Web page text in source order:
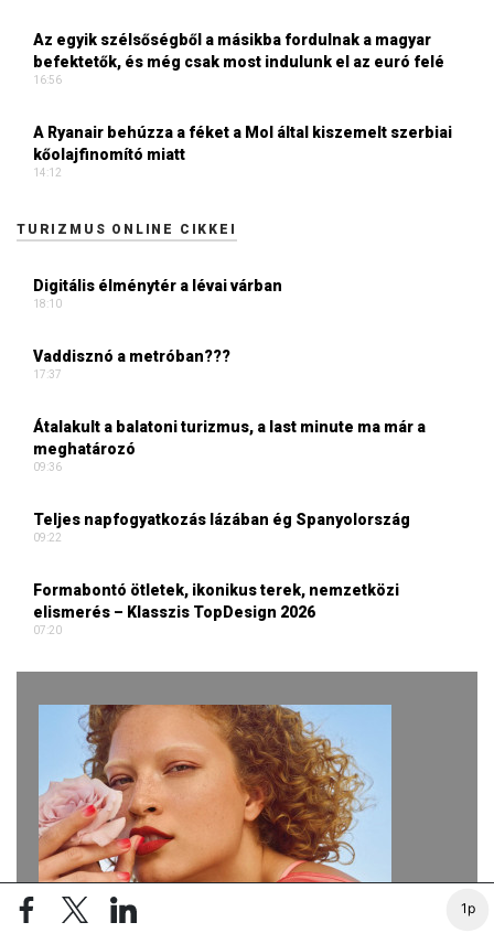
1p
Az egyik szélsőségből a másikba fordulnak a magyar
befektetők, és még csak most indulunk el az euró felé
16:56
A Ryanair behúzza a féket a Mol által kiszemelt szerbiai
kőolajfinomító miatt
14:12
TURIZMUS ONLINE CIKKEI
Digitális élménytér a lévai várban
18:10
Vaddisznó a metróban???
17:37
Átalakult a balatoni turizmus, a last minute ma már a
meghatározó
09:36
Teljes napfogyatkozás lázában ég Spanyolország
09:22
Formabontó ötletek, ikonikus terek, nemzetközi
elismerés – Klasszis TopDesign 2026
07:20